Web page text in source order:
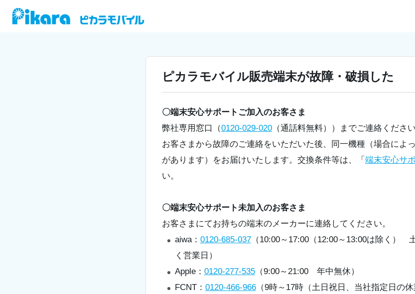
ピカラモバイル販売端末が故障・破損した
〇端末安心サポートご加入のお客さま
弊社専用窓口（0120-029-020 （通話料無料））までご連絡ください
お客さまから故障のご連絡をいただいた後、同一機種（場合によ
があります）をお届けいたします。交換条件等は、「 端末安心サ
い。
〇端末安心サポート未加入のお客さま
お客さまにてお持ちの端末のメーカーに連絡してください。
aiwa： 0120-685-037（10:00～17:00（12:00～13:00は除く）
く営業日）
Apple： 0120-277-535（9:00～21:00 年中無休）
FCNT： 0120-466-966（9時～17時（土日祝日、当社指定日の休